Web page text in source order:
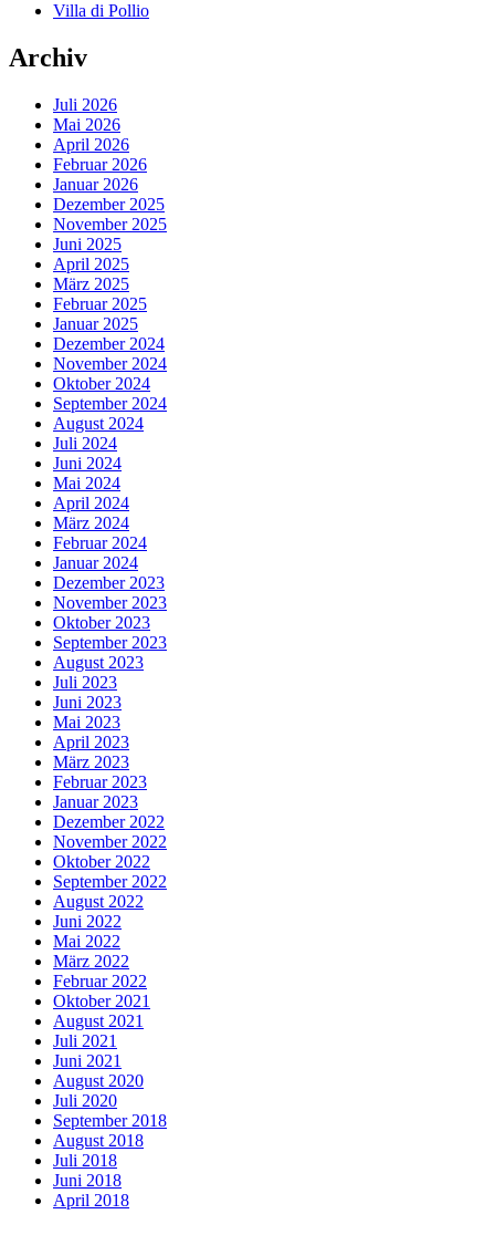
Villa di Pollio
Archiv
Juli 2026
Mai 2026
April 2026
Februar 2026
Januar 2026
Dezember 2025
November 2025
Juni 2025
April 2025
März 2025
Februar 2025
Januar 2025
Dezember 2024
November 2024
Oktober 2024
September 2024
August 2024
Juli 2024
Juni 2024
Mai 2024
April 2024
März 2024
Februar 2024
Januar 2024
Dezember 2023
November 2023
Oktober 2023
September 2023
August 2023
Juli 2023
Juni 2023
Mai 2023
April 2023
März 2023
Februar 2023
Januar 2023
Dezember 2022
November 2022
Oktober 2022
September 2022
August 2022
Juni 2022
Mai 2022
März 2022
Februar 2022
Oktober 2021
August 2021
Juli 2021
Juni 2021
August 2020
Juli 2020
September 2018
August 2018
Juli 2018
Juni 2018
April 2018